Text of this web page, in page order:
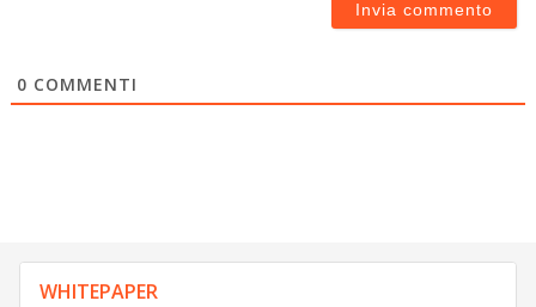
0 COMMENTI
WHITEPAPER